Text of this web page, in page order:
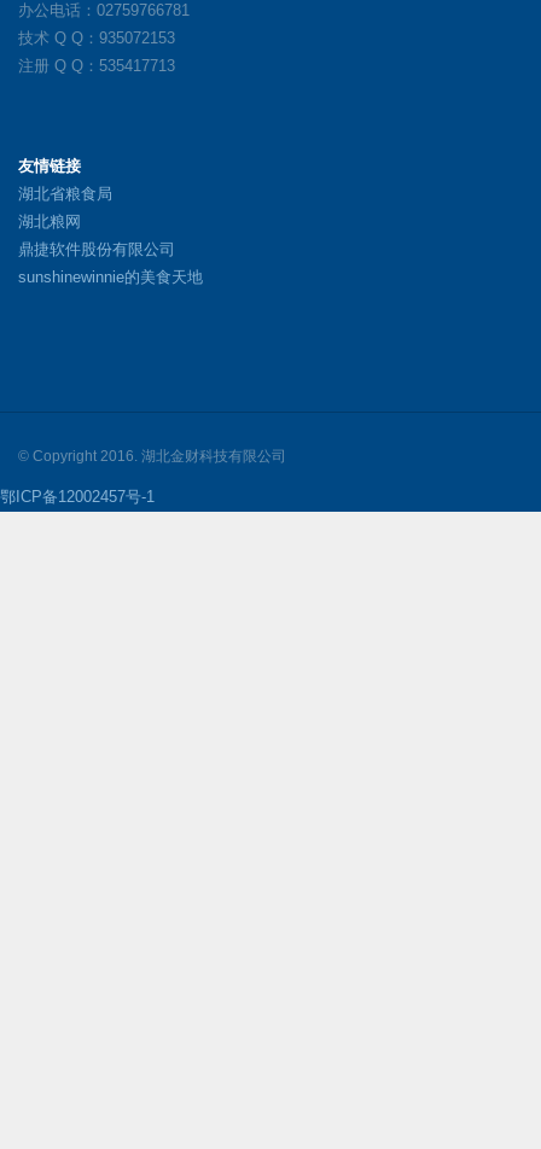
办公电话：02759766781
技术 Q Q：935072153
注册 Q Q：535417713
友情链接
湖北省粮食局
湖北粮网
鼎捷软件股份有限公司
sunshinewinnie的美食天地
© Copyright 2016. 湖北金财科技有限公司
鄂ICP备12002457号-1